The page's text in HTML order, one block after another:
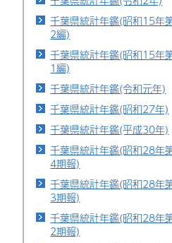
千葉県統計年鑑(昭和15年
2編)
千葉県統計年鑑(昭和15年
1編)
千葉県統計年鑑(令和元年)
千葉県統計年鑑(昭和27年)
千葉県統計年鑑(平成30年)
千葉県統計年鑑(昭和28年
4期報)
千葉県統計年鑑(昭和28年
3期報)
千葉県統計年鑑(昭和28年
2期報)